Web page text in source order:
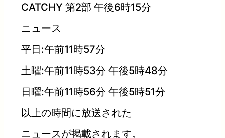
CATCHY 第2部 午後6時15分
ニュース
平日:午前11時57分
土曜:午前11時53分 午後5時48分
日曜:午前11時56分 午後5時51分
以上の時間に放送された
ニュースが掲載されます。